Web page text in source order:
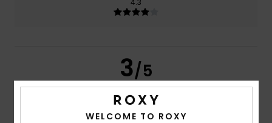
3/5
WELCOME TO ROXY